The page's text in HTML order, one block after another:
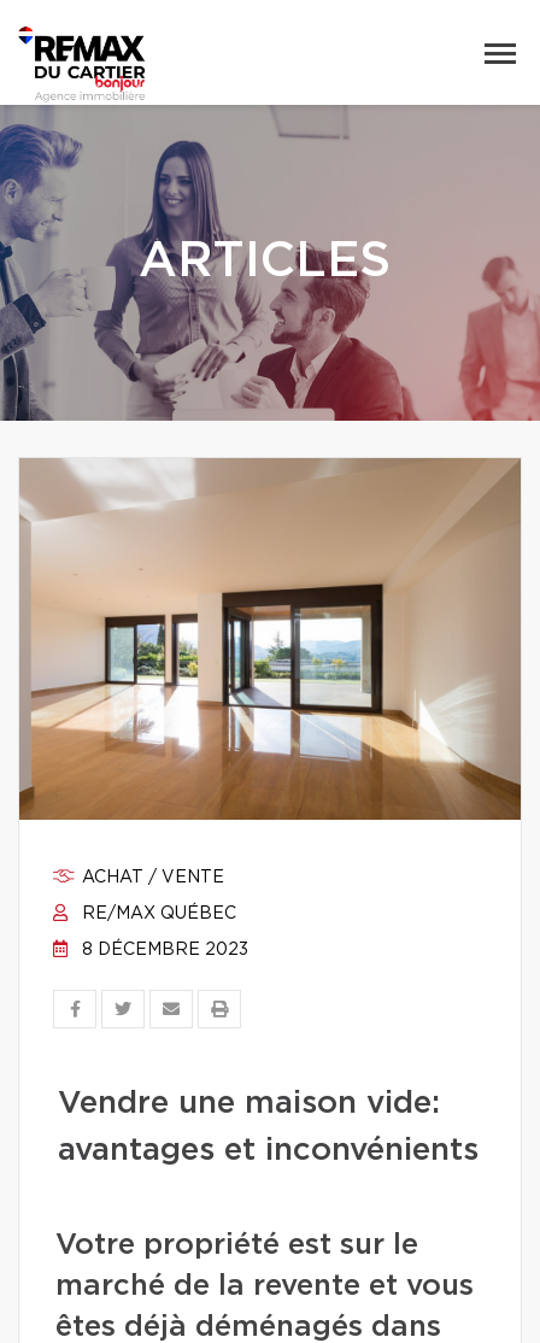
ARTICLES
ACHAT / VENTE
RE/MAX QUÉBEC
8 DÉCEMBRE 2023
Vendre une maison vide:
avantages et inconvénients
Votre propriété est sur le
marché de la revente et vous
êtes déjà déménagés dans